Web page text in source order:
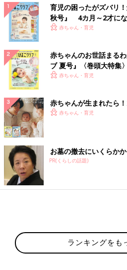
育児の困ったがズバリ
秋号』 4カ月～2才に
いっぱい！
赤ちゃん・育児
赤ちゃんのお世話まる
ブ 夏号』〈巻頭大特集
く！ おっぱい・ミルク
赤ちゃん・育児
赤ちゃんが生まれたら
赤ちゃん・育児
お墓の撤去にいくらか
PR(くらしの話題)
ランキングをも